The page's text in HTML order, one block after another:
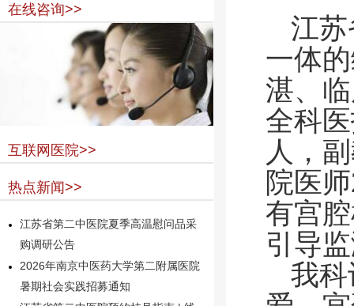
在线咨询>>
互联网医院>>
热点新闻>>
江苏省第二中医院夏季高温慰问品采
购调研公告
2026年南京中医药大学第二附属医院
暑期社会实践招募通知
江
一体
湛、
全科
人，
院医
有宫
引导
我